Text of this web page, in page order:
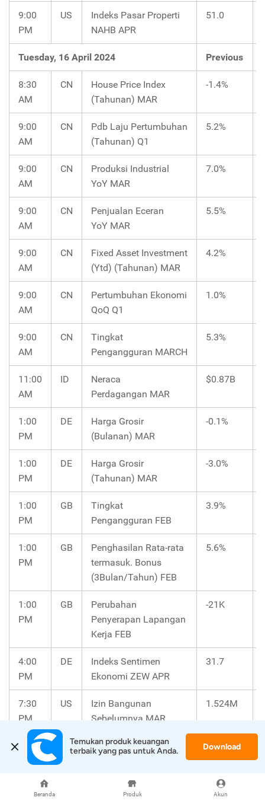
Beranda Produk Akun
9:00
PM
US
Indeks Pasar Properti
NAHB APR
51.0
Tuesday, 16 April 2024 Previous
8:30
AM
CN
House Price Index
(Tahunan) MAR
-1.4%
9:00
AM
CN
Pdb Laju Pertumbuhan
(Tahunan) Q1
5.2%
9:00
AM
CN
Produksi Industrial
YoY MAR
7.0%
9:00
AM
CN
Penjualan Eceran
YoY MAR
5.5%
9:00
AM
CN
Fixed Asset Investment
(Ytd) (Tahunan) MAR
4.2%
9:00
AM
CN
Pertumbuhan Ekonomi
QoQ Q1
1.0%
9:00
AM
CN
Tingkat
Pengangguran MARCH
5.3%
11:00
AM
ID
Neraca
Perdagangan MAR
$0.87B
1:00
PM
DE
Harga Grosir
(Bulanan) MAR
-0.1%
1:00
PM
DE
Harga Grosir
(Tahunan) MAR
-3.0%
1:00
PM
GB
Tingkat
Pengangguran FEB
3.9%
1:00
PM
GB
Penghasilan Rata-rata
termasuk. Bonus
(3Bulan/Tahun) FEB
5.6%
1:00
PM
GB
Perubahan
Penyerapan Lapangan
Kerja FEB
-21K
4:00
PM
DE
Indeks Sentimen
Ekonomi ZEW APR
31.7
7:30
PM
US
Izin Bangunan
Sebelumnya MAR
1.524M
7:30
PM
US
Izin Mendirikan
2.4%
Temukan produk keuangan
terbaik yang pas untuk Anda.
Download